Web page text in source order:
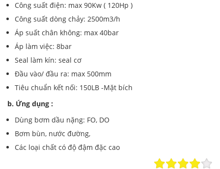
Công suất điện: max 90Kw ( 120Hp )
Công suất dòng chảy: 2500m3/h
Áp suất chân không: max 40bar
Áp làm việc: 8bar
Seal làm kín: seal cơ
Đầu vào/ đầu ra: max 500mm
Tiêu chuẩn kết nối: 150LB -Mặt bích
b. Ứng dụng :
Dùng bơm dầu nặng: FO, DO
Bơm bùn, nước đường,
Các loại chất có độ đậm đặc cao